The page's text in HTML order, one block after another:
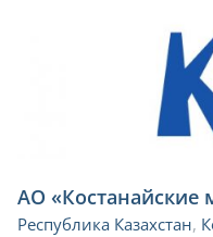
АО «Костанайские
Республика Казахстан,